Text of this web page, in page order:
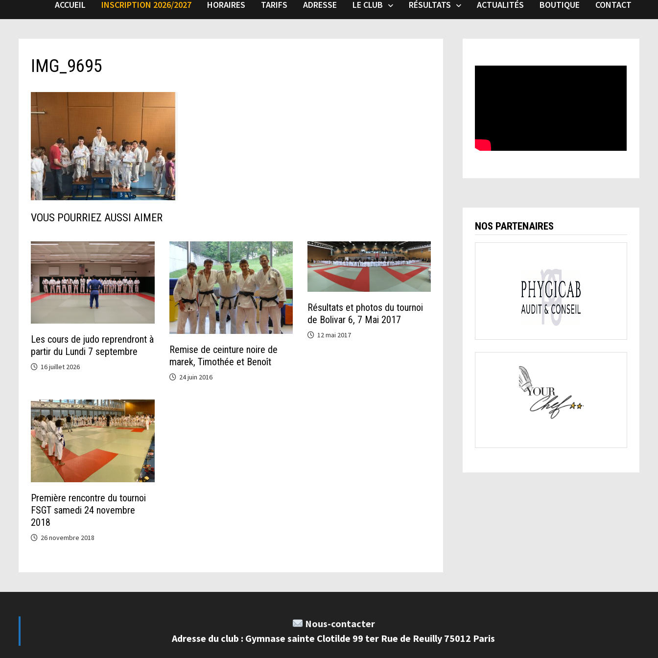
ACCUEIL INSCRIPTION 2026/2027 HORAIRES TARIFS ADRESSE LE CLUB RÉSULTATS ACTUALITÉS BOUTIQUE CONTACT
IMG_9695
VOUS POURRIEZ AUSSI AIMER
Les cours de judo reprendront à
partir du Lundi 7 septembre
16 juillet 2026
Remise de ceinture noire de
marek, Timothée et Benoît
24 juin 2016
Résultats et photos du tournoi
de Bolivar 6, 7 Mai 2017
12 mai 2017
Première rencontre du tournoi
FSGT samedi 24 novembre
2018
26 novembre 2018
NOS PARTENAIRES
Nous-contacter
Adresse du club : Gymnase sainte Clotilde 99 ter Rue de Reuilly 75012 Paris